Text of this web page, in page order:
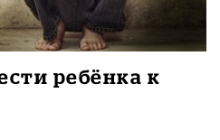
ребёнка к